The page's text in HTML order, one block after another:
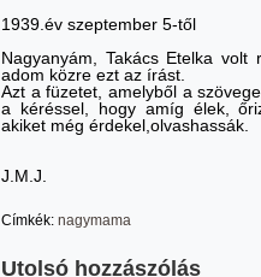
1939.év szeptember 5-től
Nagyanyám, Takács Etelka volt
adom közre ezt az írást.
Azt a füzetet, amelyből a
a kéréssel, hogy amíg élek,
akiket még érdekel,olvashassák.
J.M.J.
Címkék: nagymama
Utolsó hozzászólás